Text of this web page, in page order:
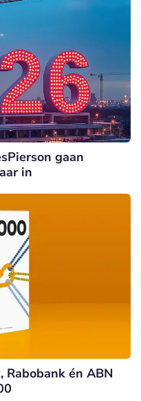
gaan
in
Rabobank én ABN